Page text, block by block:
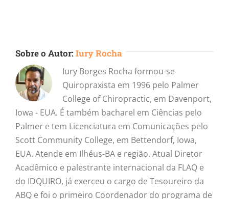
Sobre o Autor:Iury Rocha
Iury Borges Rocha formou-se
Quiropraxista em 1996 pelo Palmer
College of Chiropractic, em Davenport,
Iowa - EUA. É também bacharel em Ciências pelo
Palmer e tem Licenciatura em Comunicações pelo
Scott Community College, em Bettendorf, Iowa,
EUA. Atende em Ilhéus-BA e região. Atual Diretor
Acadêmico e palestrante internacional da FLAQ e
do IDQUIRO, já exerceu o cargo de Tesoureiro da
ABQ e foi o primeiro Coordenador do programa de